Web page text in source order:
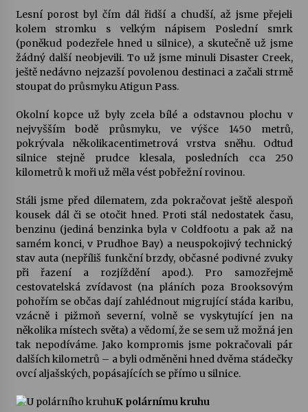
Lesní porost byl čím dál řidší a chudší, až jsme přejeli
kolem stromku s velkým nápisem Poslední smrk
(poněkud podezřele hned u silnice), a skutečně už jsme
žádný další neobjevili. To už jsme minuli Disaster Creek,
ještě nedávno nejzazší povolenou destinaci a začali strmě
stoupat do průsmyku Atigun Pass.
Okolní kopce už byly zcela bílé a odstavnou plochu v
nejvyšším bodě průsmyku, ve výšce 1450 metrů,
pokrývala několikacentimetrová vrstva sněhu. Odtud
silnice stejně prudce klesala, posledních cca 250
kilometrů k moři už měla vést pobřežní rovinou.
Stáli jsme před dilematem, zda pokračovat ještě alespoň
kousek dál či se otočit hned. Proti stál nedostatek času,
benzinu (jediná benzinka byla v Coldfootu a pak až na
samém konci, v Prudhoe Bay) a neuspokojivý technický
stav auta (nepříliš funkční brzdy, občasné podivné zvuky
při řazení a rozjíždění apod.). Pro samozřejmě
cestovatelská zvídavost (na pláních poza Brooksovým
pohořím se občas dají zahlédnout migrující stáda karibu,
vzácně i pižmoň severní, volně se vyskytující jen na
několika místech světa) a vědomí, že se sem už možná jen
tak nepodíváme. Jako kompromis jsme pokračovali pár
dalších kilometrů – a byli odměněni hned dvěma stádečky
ovcí aljašských, popásajících se přímo u silnice.
K polárnímu kruhu